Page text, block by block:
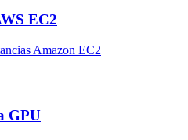
EC2
Amazon EC2
GPU